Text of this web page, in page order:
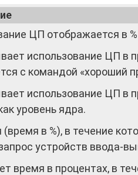
ЦП отображается в %
использование ЦП в
с командой «хороший
использование ЦП в
уровень ядра.
в %), в течение
устройств ввода-
время в процентах, в